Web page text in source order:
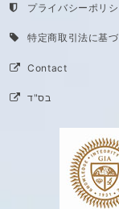
プライバシーポリ
特定商取引法に基
Contact
בס"ד